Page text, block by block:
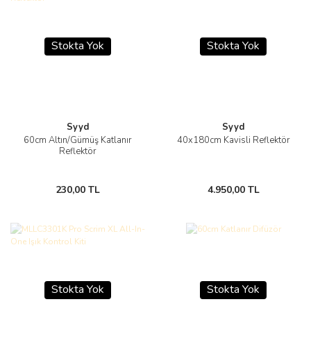
Stokta Yok
Syyd
60cm Altın/Gümüş Katlanır
Reflektör
230,00 TL
Stokta Yok
Syyd
40x180cm Kavisli Reflektör
4.950,00 TL
Stokta Yok Stokta Yok